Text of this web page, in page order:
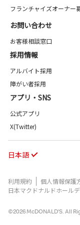
フランチャイズオーナー
お問い合わせ
お客様相談窓口
採用情報
アルバイト採用
障がい者採用
アプリ・SNS
公式アプリ
X(Twitter)
日本語
利用規約 個人情報保護
日本マクドナルドホール
©2026 McDONALD’S. All